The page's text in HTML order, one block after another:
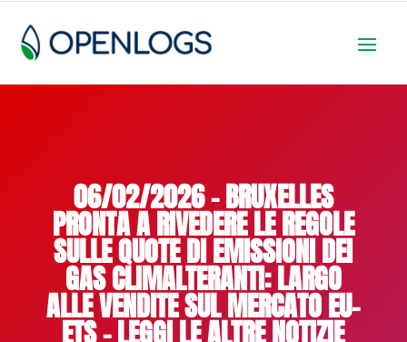
06/02/2026 – BRUXELLES
PRONTA A RIVEDERE LE REGOLE
SULLE QUOTE DI EMISSIONI DEI
GAS CLIMALTERANTI: LARGO
ALLE VENDITE SUL MERCATO EU-
ETS – LEGGI LE ALTRE NOTIZIE